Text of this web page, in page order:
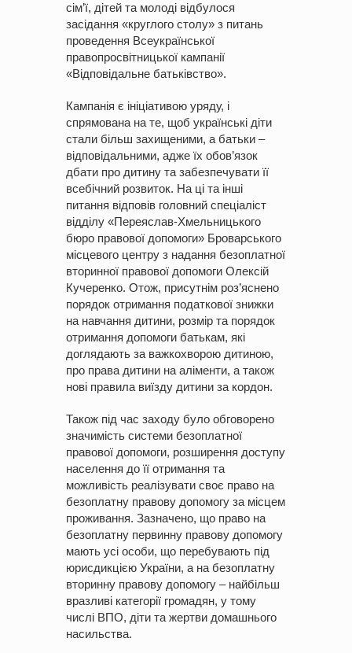
сім’ї, дітей та молоді відбулося
засідання «круглого столу» з питань
проведення Всеукраїнської
правопросвітницької кампанії
«Відповідальне батьківство».
Кампанія є ініціативою уряду, і
спрямована на те, щоб українські діти
стали більш захищеними, а батьки –
відповідальними, адже їх обов’язок
дбати про дитину та забезпечувати її
всебічний розвиток. На ці та інші
питання відповів головний спеціаліст
відділу «Переяслав-Хмельницького
бюро правової допомоги» Броварського
місцевого центру з надання безоплатної
вторинної правової допомоги Олексій
Кучеренко. Отож, присутнім роз’яснено
порядок отримання податкової знижки
на навчання дитини, розмір та порядок
отримання допомоги батькам, які
доглядають за важкохворою дитиною,
про права дитини на аліменти, а також
нові правила виїзду дитини за кордон.
Також під час заходу було обговорено
значимість системи безоплатної
правової допомоги, розширення доступу
населення до її отримання та
можливість реалізувати своє право на
безоплатну правову допомогу за місцем
проживання. Зазначено, що право на
безоплатну первинну правову допомогу
мають усі особи, що перебувають під
юрисдикцією України, а на безоплатну
вторинну правову допомогу ‒ найбільш
вразливі категорії громадян, у тому
числі ВПО, діти та жертви домашнього
насильства.